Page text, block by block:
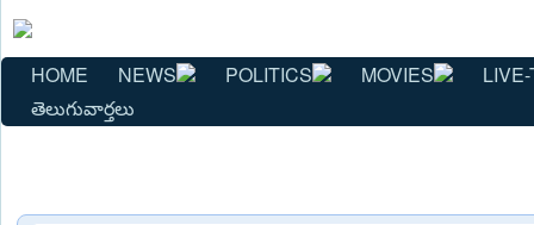
HOME NEWS POLITICS MOVIES
తెలుగువార్తలు